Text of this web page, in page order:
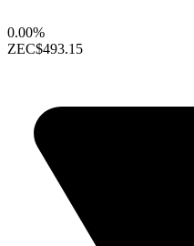
0.00%
ZEC$493.15